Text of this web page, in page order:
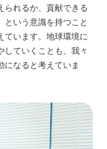
られるか、貢献できる
という意識を持つこと
ています。地球環境に
していくことも、我々
になると考えていま